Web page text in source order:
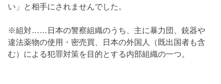
い」と相手にされませんでした。
※組対……日本の警察組織のうち、主に暴力団、銃器や
違法薬物の使用・密売買、日本の外国人（既出国者も含
む）による犯罪対策を目的とする内部組織の一つ。